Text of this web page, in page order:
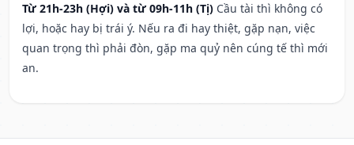
Từ 21h-23h (Hợi) và từ 09h-11h (Tị) Cầu tài thì không có
lợi, hoặc hay bị trái ý. Nếu ra đi hay thiệt, gặp nạn, việc
quan trọng thì phải đòn, gặp ma quỷ nên cúng tế thì mới
an.